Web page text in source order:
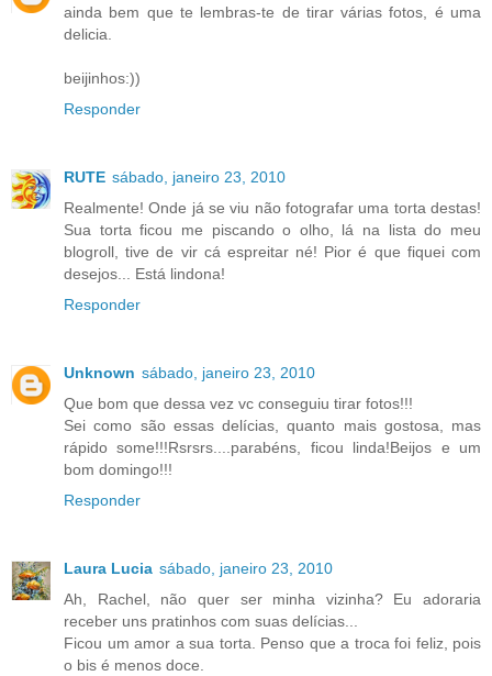
ainda bem que te lembras-te de tirar várias fotos, é uma
delicia.
beijinhos:))
Responder
RUTE sábado, janeiro 23, 2010
Realmente! Onde já se viu não fotografar uma torta destas!
Sua torta ficou me piscando o olho, lá na lista do meu
blogroll, tive de vir cá espreitar né! Pior é que fiquei com
desejos... Está lindona!
Responder
Unknown sábado, janeiro 23, 2010
Que bom que dessa vez vc conseguiu tirar fotos!!!
Sei como são essas delícias, quanto mais gostosa, mas
rápido some!!!Rsrsrs....parabéns, ficou linda!Beijos e um
bom domingo!!!
Responder
Laura Lucia sábado, janeiro 23, 2010
Ah, Rachel, não quer ser minha vizinha? Eu adoraria
receber uns pratinhos com suas delícias...
Ficou um amor a sua torta. Penso que a troca foi feliz, pois
o bis é menos doce.